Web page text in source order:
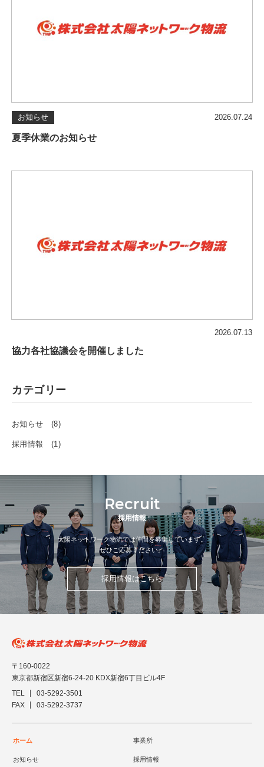
お知らせ 2026.07.24
夏季休業のお知らせ
2026.07.13
協力各社協議会を開催しました
カテゴリー
お知らせ (8)
採用情報 (1)
Recruit
採用情報
太陽ネットワーク物流では仲間を募集しています。
ぜひご応募ください。
採用情報はこちら
〒160-0022
東京都新宿区新宿6-24-20 KDX新宿6丁目ビル4F
TEL
03-5292-3501
FAX
03-5292-3737
ホーム 事業所
お知らせ 採用情報